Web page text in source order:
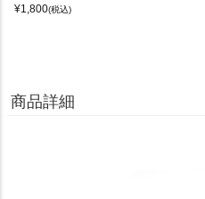
¥1,800(税込)
商品詳細